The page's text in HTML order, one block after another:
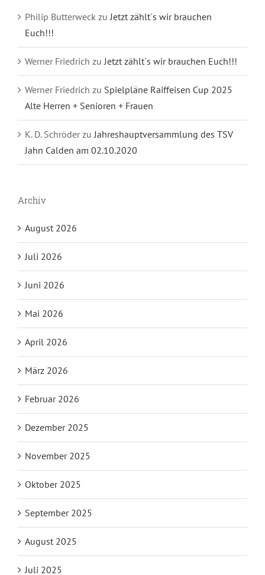
Philip Butterweck zuJetzt zählt´s wir brauchen
Euch!!!
Werner Friedrich zuJetzt zählt´s wir brauchen Euch!!!
Werner Friedrich zu Spielpläne Raiffeisen Cup 2025
Alte Herren + Senioren + Frauen
K. D. Schröder zuJahreshauptversammlung des TSV
Jahn Calden am 02.10.2020
Archiv
August 2026
Juli 2026
Juni 2026
Mai 2026
April 2026
März 2026
Februar 2026
Dezember 2025
November 2025
Oktober 2025
September 2025
August 2025
Juli 2025